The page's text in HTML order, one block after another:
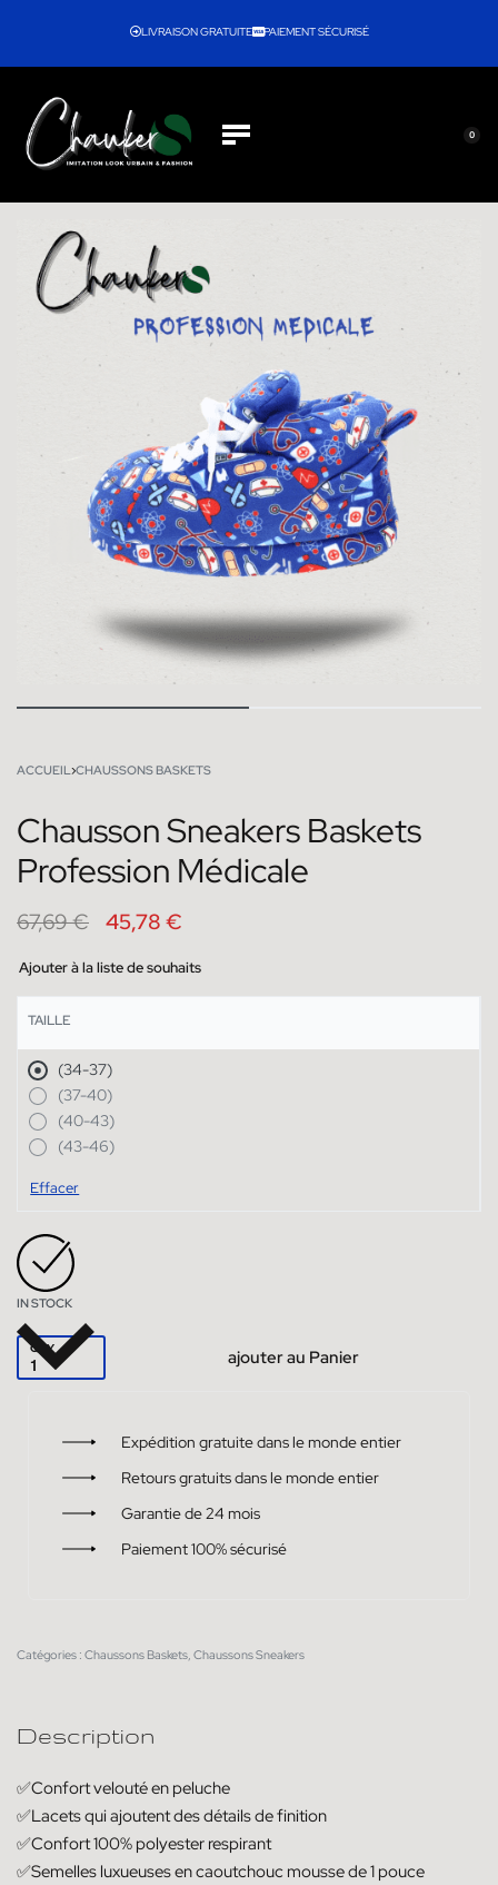
LIVRAISON GRATUITE PAIEMENT SÉCURISÉ
0
ACCUEIL›CHAUSSONS BASKETS
Chausson Sneakers Baskets
Profession Médicale
67,69€ 45,78 €
Ajouter à la liste de souhaits
TAILLE
(34-37)
(37-40)
(40-43)
(43-46)
Effacer
IN STOCK
QTY ajouter au Panier
Expédition gratuite dans le monde entier
Retours gratuits dans le monde entier
Garantie de 24 mois
Paiement 100% sécurisé
Catégories : Chaussons Baskets, Chaussons Sneakers
Description
✅Confort velouté en peluche
✅Lacets qui ajoutent des détails de finition
✅Confort 100% polyester respirant
✅Semelles luxueuses en caoutchouc mousse de 1 pouce